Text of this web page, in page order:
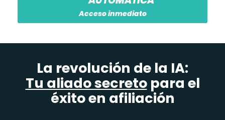
Acceso inmediato
La revolución de la IA:
Tu aliado secretopara el
éxito en afiliación